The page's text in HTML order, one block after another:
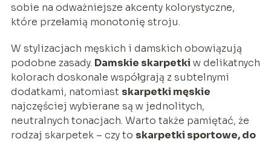
sobie na odważniejsze akcenty kolorystyczne,
które przełamią monotonię stroju.
W stylizacjach męskich i damskich obowiązują
podobne zasady. Damskie skarpetki w delikatnych
kolorach doskonale współgrają z subtelnymi
dodatkami, natomiast skarpetki męskie
najczęściej wybierane są w jednolitych,
neutralnych tonacjach. Warto także pamiętać, że
rodzaj skarpetek – czy to skarpetki sportowe, do